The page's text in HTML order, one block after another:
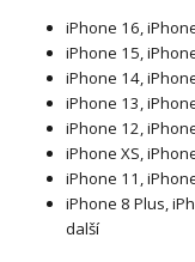
iPhone 16,
iPhone 15,
iPhone 14,
iPhone 13,
iPhone 12,
iPhone XS,
iPhone 11,
iPhone 8 Plus,
další